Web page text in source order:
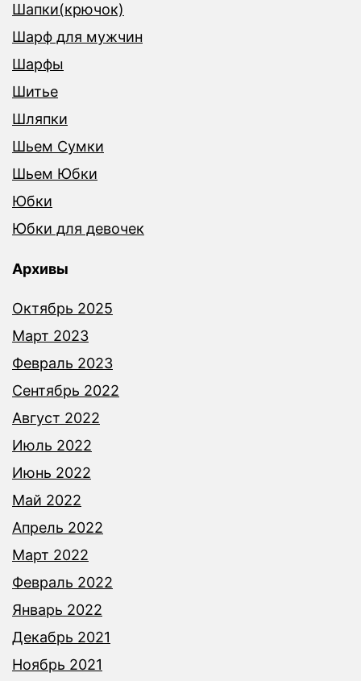
Шапки(крючок)
Шарф для мужчин
Шарфы
Шитье
Шляпки
Шьем Сумки
Шьем Юбки
Юбки
Юбки для девочек
Архивы
Октябрь 2025
Март 2023
Февраль 2023
Сентябрь 2022
Август 2022
Июль 2022
Июнь 2022
Май 2022
Апрель 2022
Март 2022
Февраль 2022
Январь 2022
Декабрь 2021
Ноябрь 2021